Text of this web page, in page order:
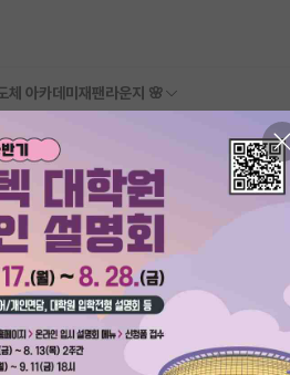
체 아카데미 재팬라운지 🌸